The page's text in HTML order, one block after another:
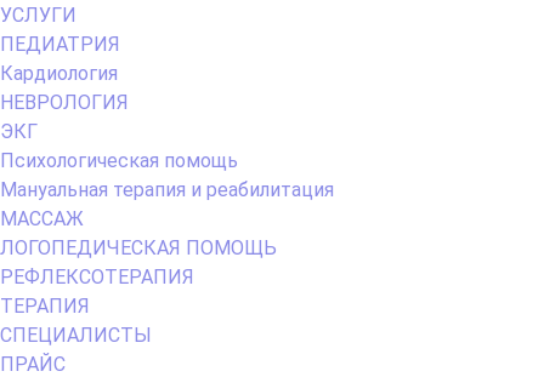
Primary
Menu
УСЛУГИ
ПЕДИАТРИЯ
Кардиология
НЕВРОЛОГИЯ
ЭКГ
Психологическая помощь
Мануальная терапия и реабилитация
МАССАЖ
ЛОГОПЕДИЧЕСКАЯ ПОМОЩЬ
РЕФЛЕКСОТЕРАПИЯ
ТЕРАПИЯ
СПЕЦИАЛИСТЫ
ПРАЙС